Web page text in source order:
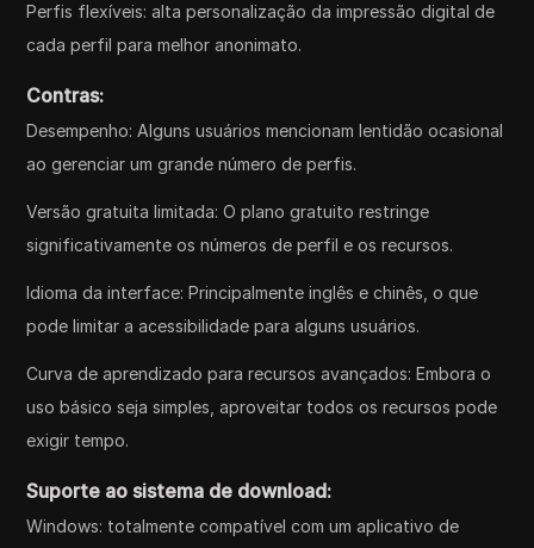
Perfis flexíveis: alta personalização da impressão digital de
cada perfil para melhor anonimato.
Contras:
Desempenho: Alguns usuários mencionam lentidão ocasional
ao gerenciar um grande número de perfis.
Versão gratuita limitada: O plano gratuito restringe
significativamente os números de perfil e os recursos.
Idioma da interface: Principalmente inglês e chinês, o que
pode limitar a acessibilidade para alguns usuários.
Curva de aprendizado para recursos avançados: Embora o
uso básico seja simples, aproveitar todos os recursos pode
exigir tempo.
Suporte ao sistema de download:
Windows: totalmente compatível com um aplicativo de